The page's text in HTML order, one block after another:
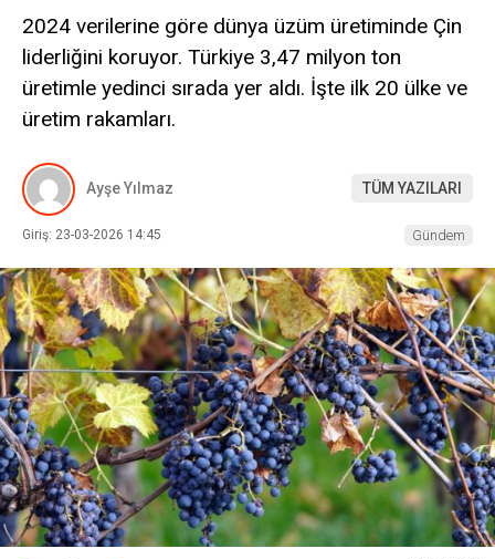
2024 verilerine göre dünya üzüm üretiminde Çin
liderliğini koruyor. Türkiye 3,47 milyon ton
üretimle yedinci sırada yer aldı. İşte ilk 20 ülke ve
üretim rakamları.
Ayşe Yılmaz TÜM YAZILARI
Giriş: 23-03-2026 14:45 Gündem